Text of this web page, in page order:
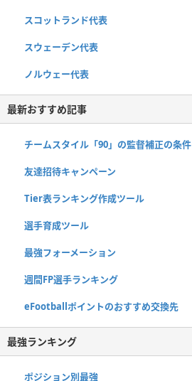
スコットランド代表
スウェーデン代表
ノルウェー代表
最新おすすめ記事
チームスタイル「90」の監督補正の条件
友達招待キャンペーン
Tier表ランキング作成ツール
選手育成ツール
最強フォーメーション
週間FP選手ランキング
eFootballポイントのおすすめ交換先
最強ランキング
ポジション別最強